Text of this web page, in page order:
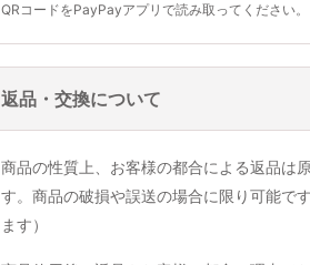
QRコードをPayPayアプリで読み取ってください。
返品・交換について
商品の性質上、お客様の都合による返品は
す。商品の破損や誤送の場合に限り可能で
ます）